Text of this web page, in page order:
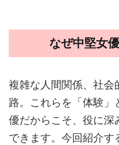
なぜ中堅女
複雑な人間関係、社
路。これらを「体験
優だからこそ、役に
できます。今回紹介